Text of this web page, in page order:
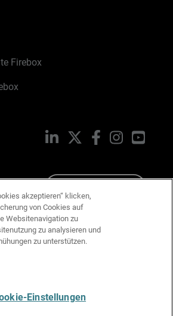
Firebox
LinkedIn FacebookInstagram
akzeptieren“ klicken,
von Cookies auf
Websitenavigation zu
zu analysieren und
zu unterstützen.
Einstellungen